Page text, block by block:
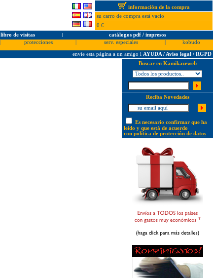
información de la compra
su carro de compra está vacio
0 €
libro de visitas l
catálogos pdf / impresos
protecciones serv. especiales
kobudo
envíe esta página a un amigo l AYUDA / Aviso legal / RGPD
Buscar en Kamikazeweb
Reciba Novedades
Es necesario confirmar que ha
leído y que está de acuerdo
con política de protección de datos